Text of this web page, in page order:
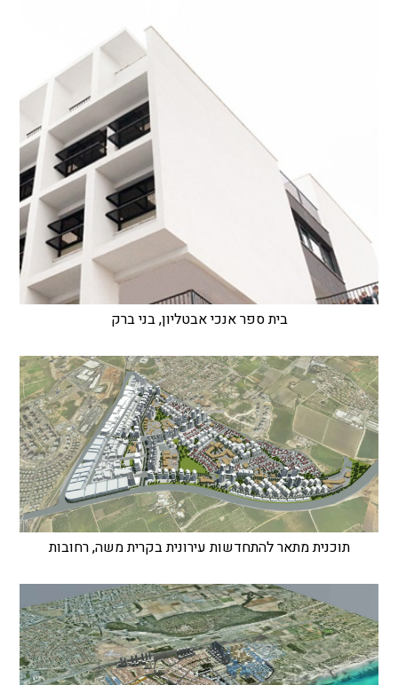
בית ספר אנכי אבטליון, בני ברק
תוכנית מתאר להתחדשות עירונית בקרית משה, רחובות